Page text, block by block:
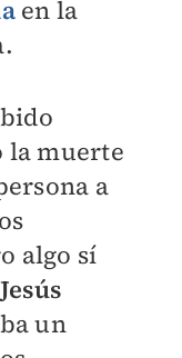
en la
la muerte
a
algo sí
Jesús
un